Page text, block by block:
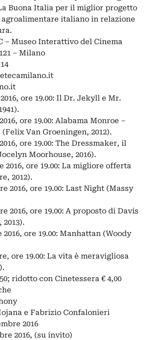
Buona Italia per il miglior progetto
italiano in relazione
– Museo Interattivo del Cinema
– Milano
ore 19.00: Il Dr. Jekyll e Mr.
ore 19.00: Alabama Monroe –
Van Groeningen, 2012).
ore 19.00: The Dressmaker, il
Moorhouse, 2016).
2016, ore 19.00: La migliore offerta
2012).
2016, ore 19.00: Last Night (Massy
2016, ore 19.00: A proposto di Davis
2013).
ore 19.00: Manhattan (Woody
ore 19.00: La vita è meravigliosa
ridotto con Cinetessera € 4,00
e Fabrizio Confalonieri
2016
2016, (su invito)